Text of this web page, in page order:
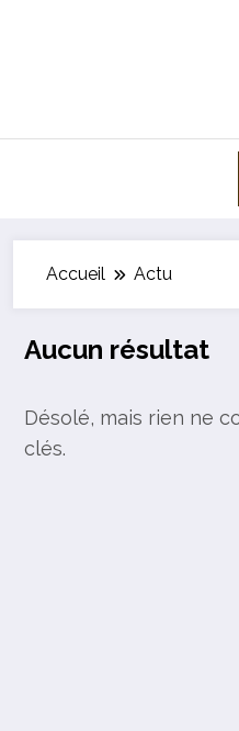
Accueil Actu
Aucun résultat
Désolé, mais rien ne
clés.